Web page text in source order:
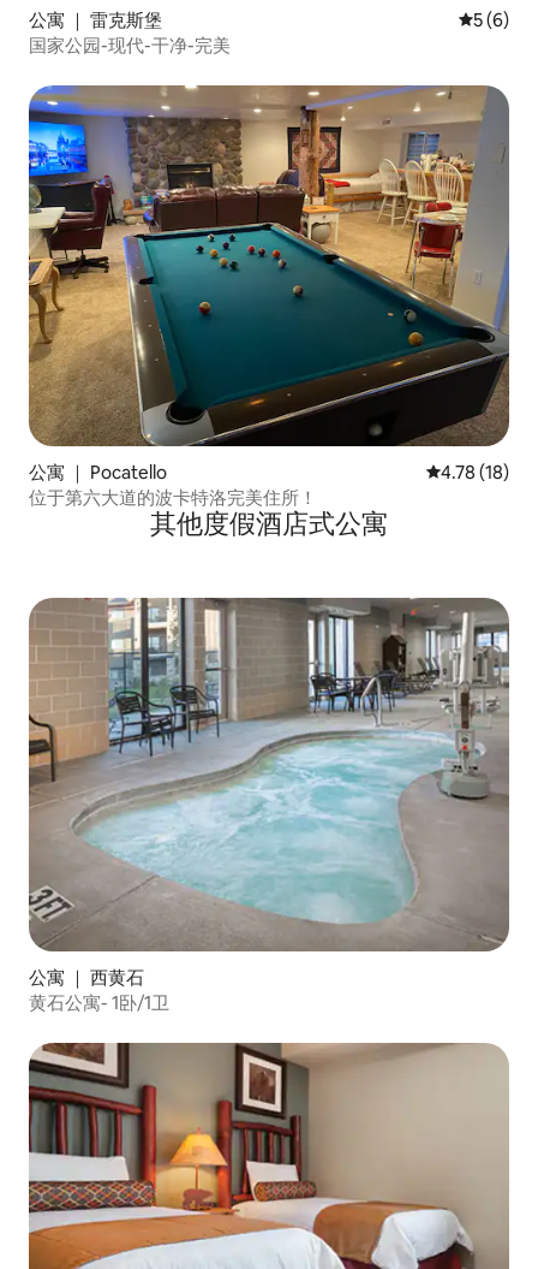
公寓 ｜ 雷克斯堡 平均评分
5 (6)
国家公园-现代-干净-完美
公寓 ｜ Pocatello 平均评分
4.78 (18)
位于第六大道的波卡特洛完美住所！
其他度假酒店式公寓
公寓 ｜ 西黄石
黄石公寓- 1卧/1卫